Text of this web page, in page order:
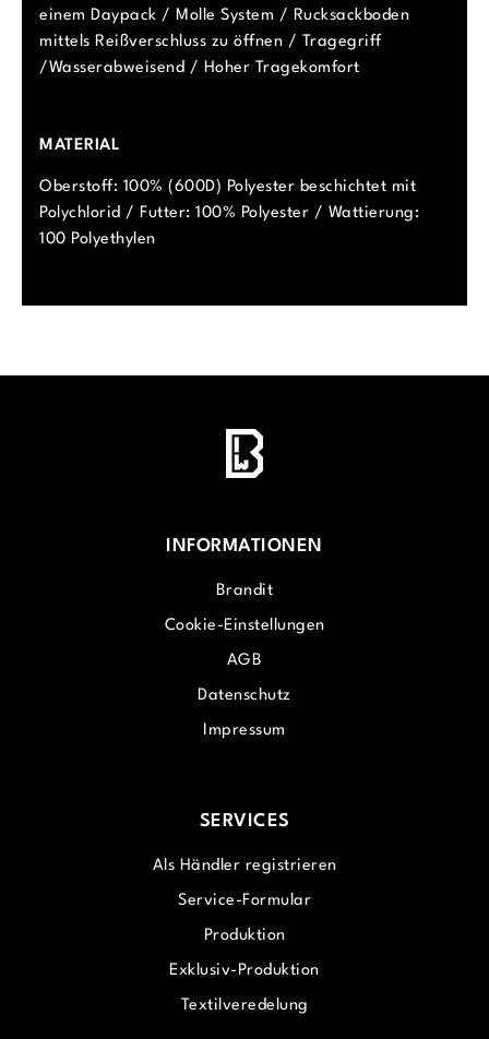
einem Daypack / Molle System / Rucksackboden
mittels Reißverschluss zu öffnen / Tragegriff
/Wasserabweisend / Hoher Tragekomfort
MATERIAL
Oberstoff: 100% (600D) Polyester beschichtet mit
Polychlorid / Futter: 100% Polyester / Wattierung:
100 Polyethylen
INFORMATIONEN
Brandit
Cookie-Einstellungen
AGB
Datenschutz
Impressum
SERVICES
Als Händler registrieren
Service-Formular
Produktion
Exklusiv-Produktion
Textilveredelung